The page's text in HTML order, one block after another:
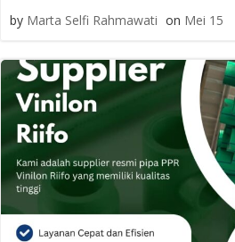
by Marta Selfi Rahmawati on Mei 15